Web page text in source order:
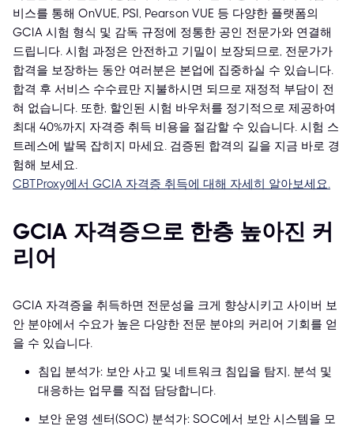
비스를 통해 OnVUE, PSI, Pearson VUE 등 다양한 플랫폼의
GCIA 시험 형식 및 감독 규정에 정통한 공인 전문가와 연결해
드립니다. 시험 과정은 안전하고 기밀이 보장되므로, 전문가가
합격을 보장하는 동안 여러분은 본업에 집중하실 수 있습니다.
합격 후 서비스 수수료만 지불하시면 되므로 재정적 부담이 전
혀 없습니다. 또한, 할인된 시험 바우처를 정기적으로 제공하여
최대 40%까지 자격증 취득 비용을 절감할 수 있습니다. 시험 스
트레스에 발목 잡히지 마세요. 검증된 합격의 길을 지금 바로 경
험해 보세요.
CBTProxy에서 GCIA 자격증 취득에 대해 자세히 알아보세요.
GCIA 자격증으로 한층 높아진 커
리어
GCIA 자격증을 취득하면 전문성을 크게 향상시키고 사이버 보
안 분야에서 수요가 높은 다양한 전문 분야의 커리어 기회를 얻
을 수 있습니다.
침입 분석가: 보안 사고 및 네트워크 침입을 탐지, 분석 및
대응하는 업무를 직접 담당합니다.
보안 운영 센터(SOC) 분석가: SOC에서 보안 시스템을 모